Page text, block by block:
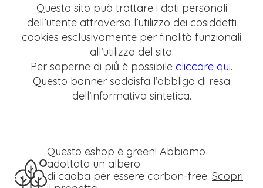
Questo sito può trattare i dati personali
dell’utente attraverso l’utilizzo dei cosiddetti
cookies esclusivamente per finalità funzionali
all’utilizzo del sito.
Per saperne di più̀ è possibile cliccare qui.
Questo banner soddisfa l’obbligo di resa
dell’informativa sintetica.
Questo eshop è green! Abbiamo
adottato un albero
di caoba per essere carbon-free. Scopri